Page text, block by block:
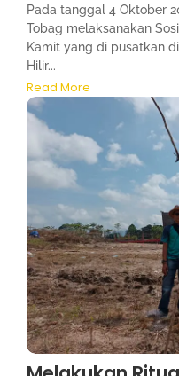
Pada tanggal 4 Oktober
Tobag melaksanakan
Kamit yang di pusatkan
Hilir...
Read More